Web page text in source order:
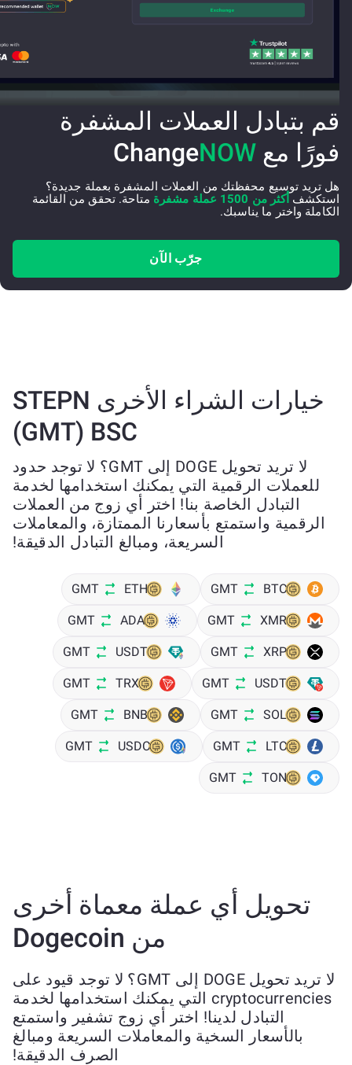
قم بتبادل العملات المشفرة
فورًا مع Change NOW
هل تريد توسيع محفظتك من العملات المشفرة بعملة جديدة؟
استكشف أكثر من 1500 عملة مشفرة
متاحة. تحقق من القائمة
الكاملة واختر ما يناسبك.
جرّب الآن
خيارات الشراء الأخرى STEPN
(GMT) BSC
لا تريد تحويل DOGE إلى GMT؟ لا توجد حدود
للعملات الرقمية التي يمكنك استخدامها لخدمة
التبادل الخاصة بنا! اختر أي زوج من العملات
الرقمية واستمتع بأسعارنا الممتازة، والمعاملات
السريعة، ومبالغ التبادل الدقيقة!
BTC
GMT
ETH
GMT
XMR
GMT
ADA
GMT
XRP
GMT
USDT
GMT
USDT
GMT
TRX
GMT
SOL
GMT
BNB
GMT
LTC
GMT
USDC
GMT
TON
GMT
تحويل أي عملة معماة أخرى
من Dogecoin
لا تريد تحويل DOGE إلى GMT؟ لا توجد قيود على
cryptocurrencies التي يمكنك استخدامها لخدمة
التبادل لدينا! اختر أي زوج تشفير واستمتع
بالأسعار السخية والمعاملات السريعة ومبالغ
الصرف الدقيقة!